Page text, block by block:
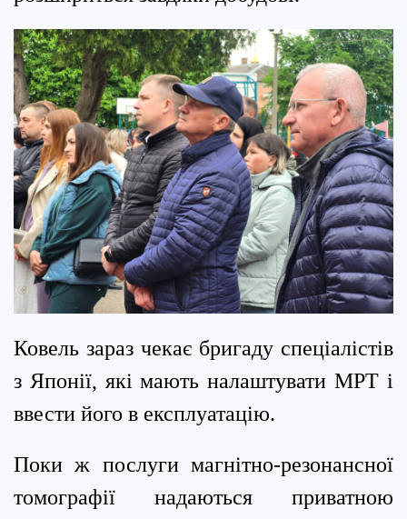
Ковель зараз чекає бригаду спеціалістів
з Японії, які мають налаштувати МРТ і
ввести його в експлуатацію.
Поки ж послуги магнітно-резонансної
томографії надаються приватною